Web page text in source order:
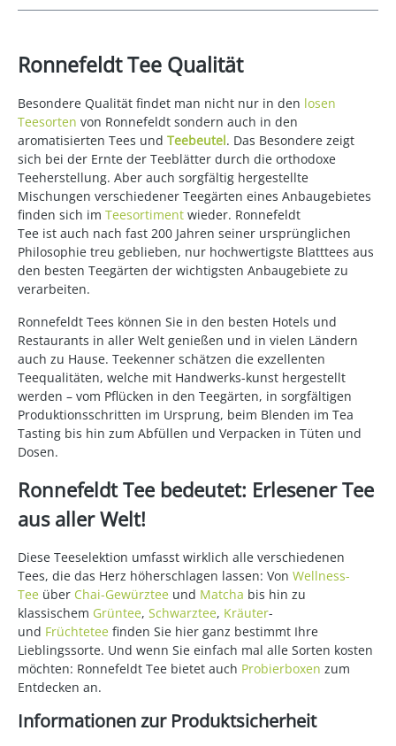
Ronnefeldt Tee Qualität
Besondere Qualität findet man nicht nur in den losen
Teesorten von Ronnefeldt sondern auch in den
aromatisierten Tees und Teebeutel. Das Besondere zeigt
sich bei der Ernte der Teeblätter durch die orthodoxe
Teeherstellung. Aber auch sorgfältig hergestellte
Mischungen verschiedener Teegärten eines Anbaugebietes
finden sich im Teesortiment wieder. Ronnefeldt
Tee ist auch nach fast 200 Jahren seiner ursprünglichen
Philosophie treu geblieben, nur hochwertigste Blatttees aus
den besten Teegärten der wichtigsten Anbaugebiete zu
verarbeiten.
Ronnefeldt Tees können Sie in den besten Hotels und
Restaurants in aller Welt genießen und in vielen Ländern
auch zu Hause. Teekenner schätzen die exzellenten
Teequalitäten, welche mit Handwerks-kunst hergestellt
werden – vom Pflücken in den Teegärten, in sorgfältigen
Produktionsschritten im Ursprung, beim Blenden im Tea
Tasting bis hin zum Abfüllen und Verpacken in Tüten und
Dosen.
Ronnefeldt Tee bedeutet: Erlesener Tee
aus aller Welt!
Diese Teeselektion umfasst wirklich alle verschiedenen
Tees, die das Herz höherschlagen lassen: Von Wellness-
Tee über Chai-Gewürztee und Matcha bis hin zu
klassischem Grüntee, Schwarztee, Kräuter-
und Früchtetee finden Sie hier ganz bestimmt Ihre
Lieblingssorte. Und wenn Sie einfach mal alle Sorten kosten
möchten: Ronnefeldt Tee bietet auch Probierboxen zum
Entdecken an.
Informationen zur Produktsicherheit